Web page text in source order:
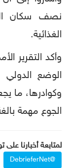
نصف سكان
الغذائية.
وأكد التقرير
الوضع الدولي
وكوادرها، ما
الجوع مهمة
لمتابعة أخبارنا على
@DebrieferNet